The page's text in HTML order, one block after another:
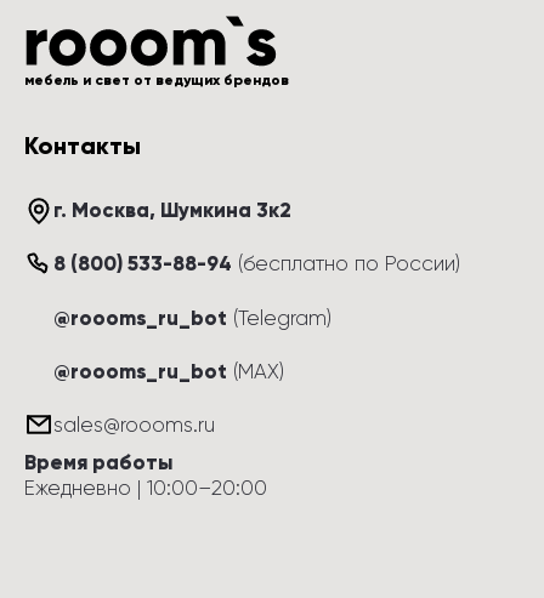
мебель и свет от ведущих брендов
Контакты
г. Москва, Шумкина 3к2
8 (800) 533-88-94 (бесплатно по России)
@roooms_ru_bot (Telegram)
@roooms_ru_bot (MAX)
sales@roooms.ru
Время работы
Ежедневно | 10:00–20:00